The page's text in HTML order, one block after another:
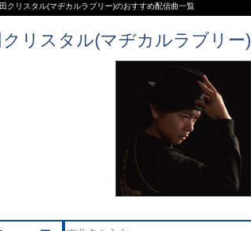
クリスタル(マヂカルラブリー)のおすすめ配信曲一覧
クリスタル(マヂカルラブリー)